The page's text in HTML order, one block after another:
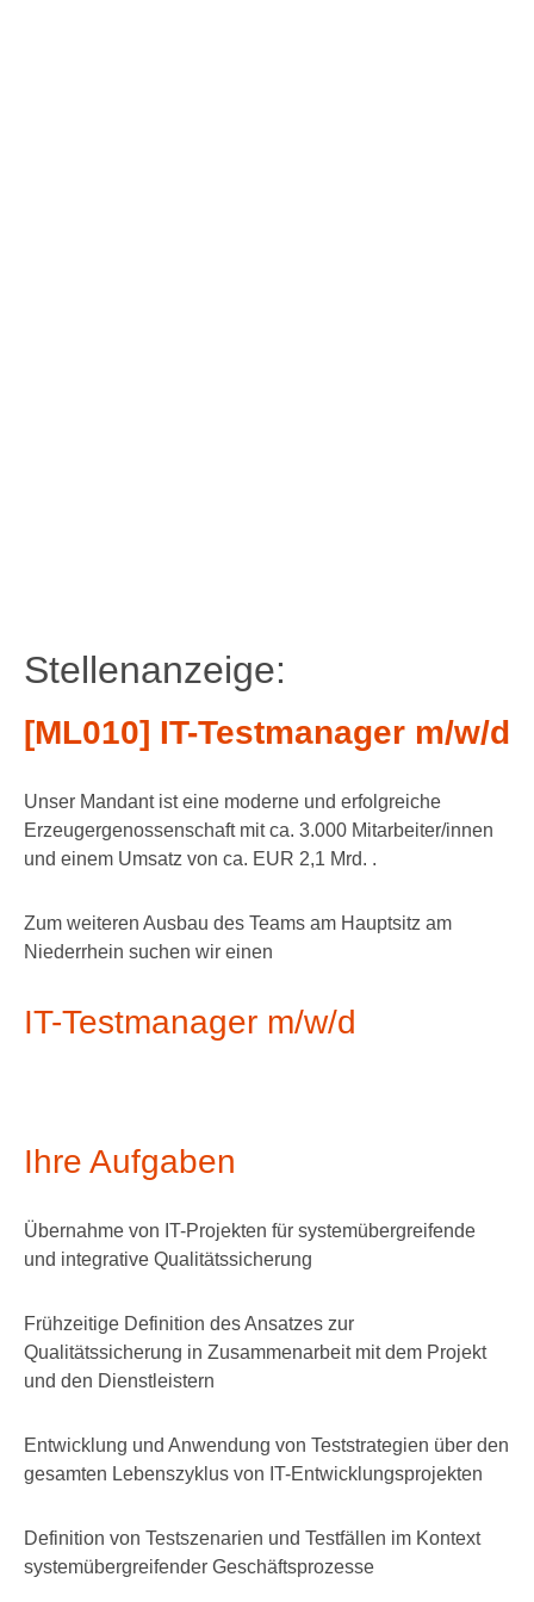
Stellenanzeige:
[ML010] IT-Testmanager m/w/d
Unser Mandant ist eine moderne und erfolgreiche
Erzeugergenossenschaft mit ca. 3.000 Mitarbeiter/innen
und einem Umsatz von ca. EUR 2,1 Mrd. .
Zum weiteren Ausbau des Teams am Hauptsitz am
Niederrhein suchen wir einen
IT-Testmanager m/w/d
Ihre Aufgaben
Übernahme von IT-Projekten für systemübergreifende
und integrative Qualitätssicherung
Frühzeitige Definition des Ansatzes zur
Qualitätssicherung in Zusammenarbeit mit dem Projekt
und den Dienstleistern
Entwicklung und Anwendung von Teststrategien über den
gesamten Lebenszyklus von IT-Entwicklungsprojekten
Definition von Testszenarien und Testfällen im Kontext
systemübergreifender Geschäftsprozesse